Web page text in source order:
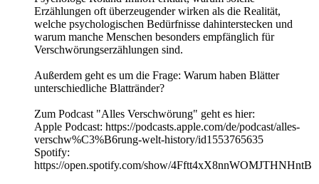
Erzählungen oft überzeugender wirken als die Realität,
welche psychologischen Bedürfnisse dahinterstecken und
warum manche Menschen besonders empfänglich für
Verschwörungserzählungen sind.
Außerdem geht es um die Frage: Warum haben Blätter
unterschiedliche Blattränder?
Zum Podcast "Alles Verschwörung" geht es hier:
Apple Podcast: https://podcasts.apple.com/de/podcast/alles-
verschw%C3%B6rung-welt-history/id1553765635
Spotify:
https://open.spotify.com/show/4Fftt4xX8nnWOMJTHNHntB